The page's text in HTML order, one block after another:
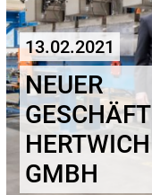
13.02.2021
NEUER
GMBH